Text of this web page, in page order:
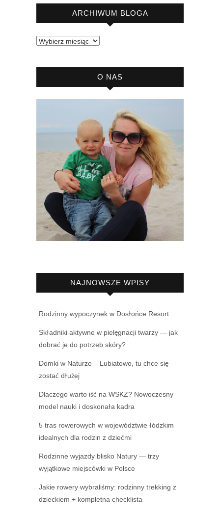
ARCHIWUM BLOGA
Archiwum
O NAS
NAJNOWSZE WPISY
Rodzinny wypoczynek w Dosłońce Resort
Składniki aktywne w pielęgnacji twarzy — jak
dobrać je do potrzeb skóry?
Domki w Naturze – Lubiatowo, tu chce się
zostać dłużej
Dlaczego warto iść na WSKZ? Nowoczesny
model nauki i doskonała kadra
5 tras rowerowych w województwie łódzkim
idealnych dla rodzin z dziećmi
Rodzinne wyjazdy blisko Natury — trzy
wyjątkowe miejscówki w Polsce
Jakie rowery wybraliśmy: rodzinny trekking z
dzieckiem + kompletna checklista